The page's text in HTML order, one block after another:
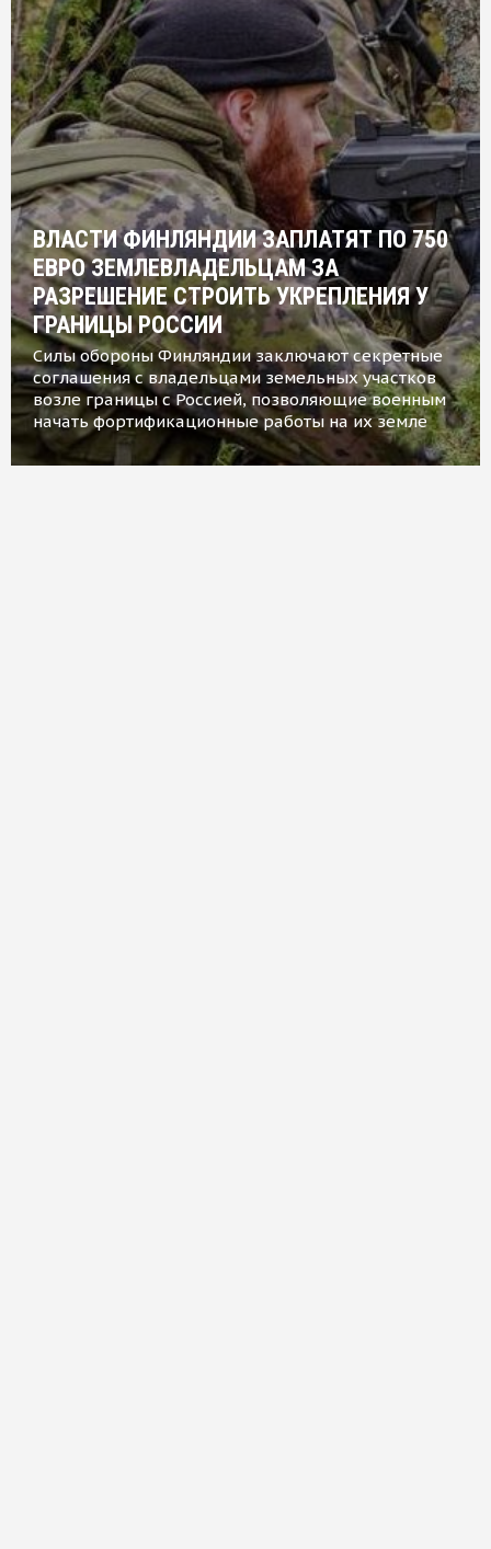
ВЛАСТИ ФИНЛЯНДИИ ЗАПЛАТЯТ ПО 750
ЕВРО ЗЕМЛЕВЛАДЕЛЬЦАМ ЗА
РАЗРЕШЕНИЕ СТРОИТЬ УКРЕПЛЕНИЯ У
ГРАНИЦЫ РОССИИ
Силы обороны Финляндии заключают секретные
соглашения с владельцами земельных участков
возле границы с Россией, позволяющие военным
начать фортификационные работы на их земле